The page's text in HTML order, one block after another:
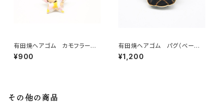
有田焼ヘアゴム カモフラージ
ュ星 ④ Sサイズ
¥900
有田焼ヘアゴム パグ（ベージ
ュ× ブラック×ゴールド）
¥1,200
その他の商品